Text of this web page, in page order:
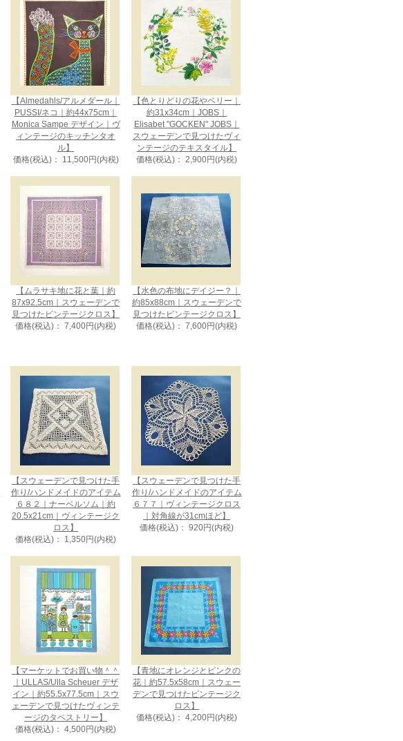
【Almedahls/アルメダール｜
PUSSI/ネコ｜約44x75cm｜
Monica Sampe デザイン｜ヴ
ィンテージのキッチンタオ
ル】
価格(税込)： 11,500円(内税)
【色とりどりの花やベリー｜
約31x34cm｜JOBS｜
Elisabet "GOCKEN" JOBS｜
スウェーデンで見つけたヴィ
ンテージのテキスタイル】
価格(税込)： 2,900円(内税)
【ムラサキ地に花と葉｜約
87x92.5cm｜スウェーデンで
見つけたビンテージクロス】
価格(税込)： 7,400円(内税)
【水色の布地にデイジー？｜
約85x88cm｜スウェーデンで
見つけたビンテージクロス】
価格(税込)： 7,600円(内税)
【スウェーデンで見つけた手
作り/ハンドメイドのアイテム
６８２｜ナーベルソム｜約
20.5x21cm｜ヴィンテージク
ロス】
価格(税込)： 1,350円(内税)
【スウェーデンで見つけた手
作り/ハンドメイドのアイテム
６７７｜ヴィンテージクロス
｜対角線が31cmほど】
価格(税込)： 920円(内税)
【マーケットでお買い物＾＾
｜ULLAS/Ulla Scheuer デザ
イン｜約55.5x77.5cm｜スウ
ェーデンで見つけたヴィンテ
ージのタペストリー】
価格(税込)： 4,500円(内税)
【青地にオレンジとピンクの
花｜約57.5x58cm｜スウェー
デンで見つけたビンテージク
ロス】
価格(税込)： 4,200円(内税)